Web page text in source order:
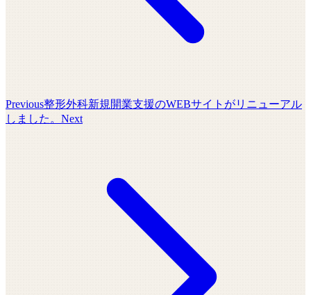
Previous整形外科新規開業支援のWEBサイトがリニューアル
しました。 Next